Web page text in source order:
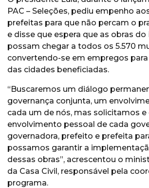
PAC – Seleções, pediu empenho
prefeitas para que não percam o
e disse que espera que as obras do
possam chegar a todos os 5.570
convertendo-se em empregos
das cidades beneficiadas.
“Buscaremos um diálogo
governança conjunta, um
cada um de nós, mas solicitamos
envolvimento pessoal de cada
governadora, prefeito e prefeita
possamos garantir a
dessas obras”, acrescentou o
da Casa Civil, responsável pela
programa.